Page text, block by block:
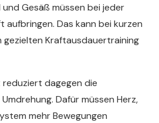
Gesäß müssen bei jeder
aufbringen. Das kann bei kurzen
gezielten Kraftausdauertraining
reduziert dagegen die
Dafür müssen Herz,
mehr Bewegungen